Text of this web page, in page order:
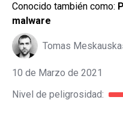
Conocido también como:
malware
Tomas
10 de Marzo de 2021
Nivel de peligrosidad: